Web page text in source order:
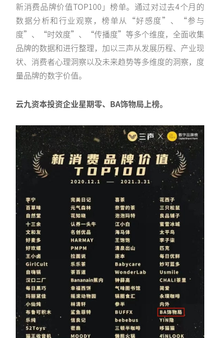
新消费品牌价值TOP100」榜单。通过对过去4个月的
数据分析和行业观察，榜单从“好感度”、“参与
度”、“时效度”、“传播度”等多个维度，全面收集
品牌的数据和进行整理，加以三声从发展历程、产业现
状、消费者心理洞察以及未来趋势等多维度的洞察，度
量品牌的数字价值。
云九资本投资企业星期零、BA饰物局上榜。